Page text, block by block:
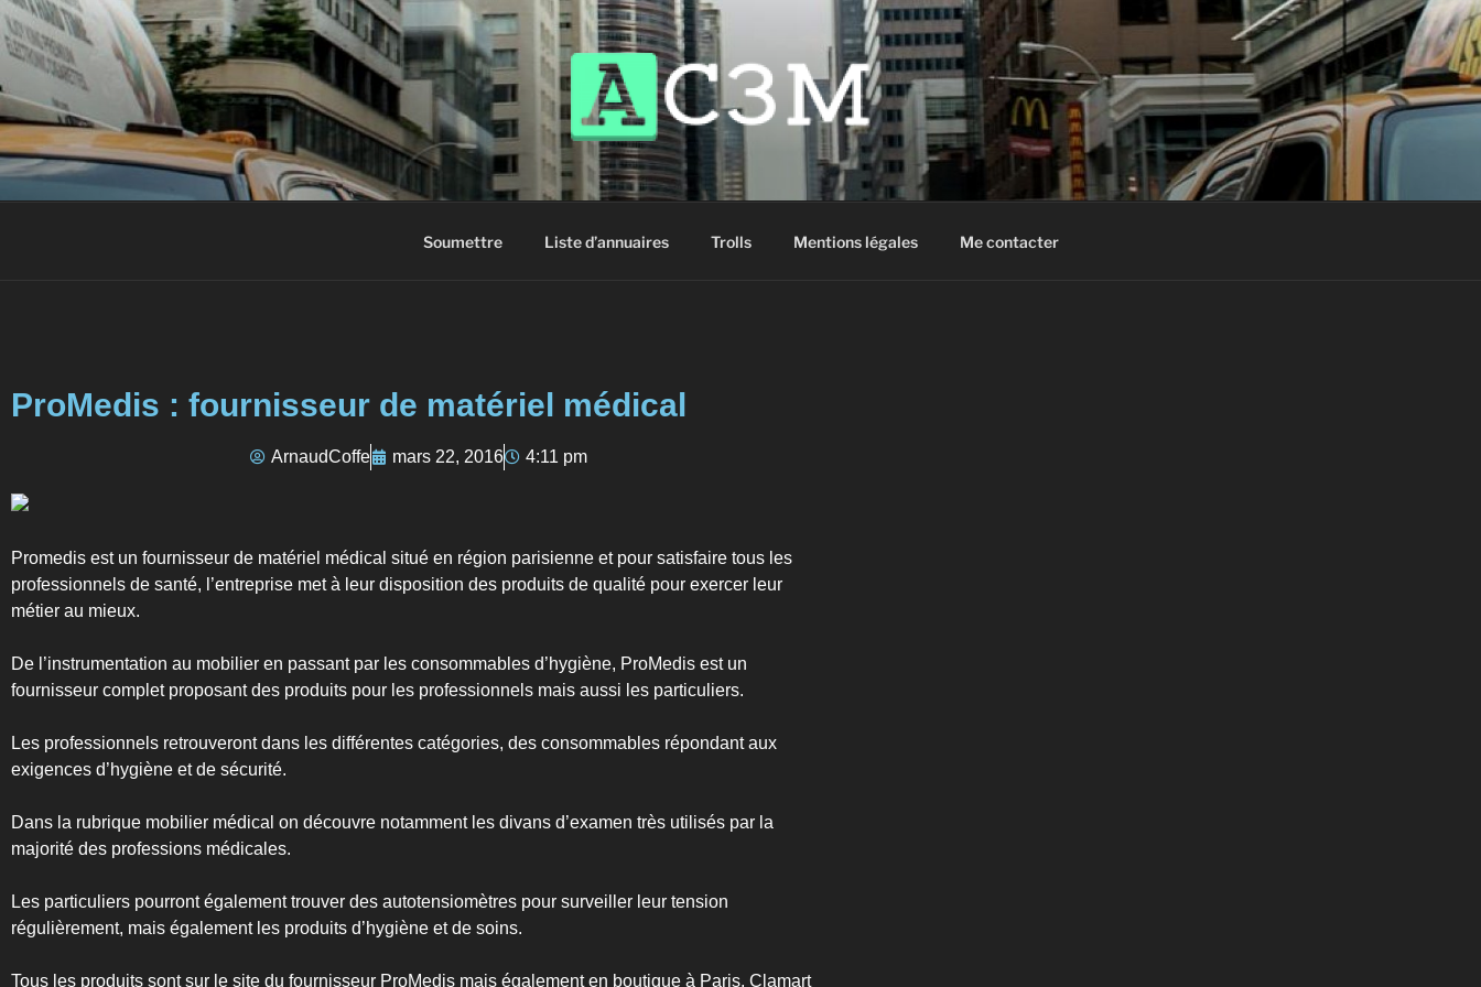
AC3M
Annuaire des meilleurs sites à visiter !
Soumettre Liste d’annuaires Trolls Mentions légales Me contacter
ProMedis : fournisseur de matériel médical
ArnaudCoffe mars 22, 2016 4:11 pm
Promedis est un fournisseur de matériel médical situé en région parisienne et pour satisfaire tous les
professionnels de santé, l’entreprise met à leur disposition des produits de qualité pour exercer leur
métier au mieux.
De l’instrumentation au mobilier en passant par les consommables d’hygiène, ProMedis est un
fournisseur complet proposant des produits pour les professionnels mais aussi les particuliers.
Les professionnels retrouveront dans les différentes catégories, des consommables répondant aux
exigences d’hygiène et de sécurité.
Dans la rubrique mobilier médical on découvre notamment les divans d’examen très utilisés par la
majorité des professions médicales.
Les particuliers pourront également trouver des autotensiomètres pour surveiller leur tension
régulièrement, mais également les produits d’hygiène et de soins.
Tous les produits sont sur le site du fournisseur ProMedis mais également en boutique à Paris, Clamart